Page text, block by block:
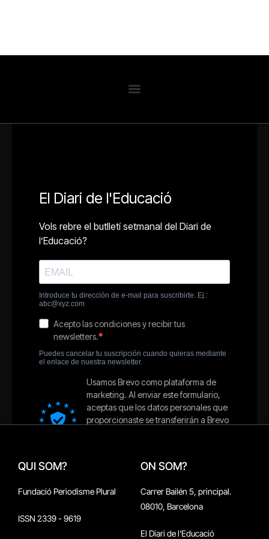
QUI SOM?
Fundació Periodisme Plural
ISSN 2339 - 9619
ON SOM?
Carrer Bailén 5, principal.
08010, Barcelona
El Diari de l'Educació